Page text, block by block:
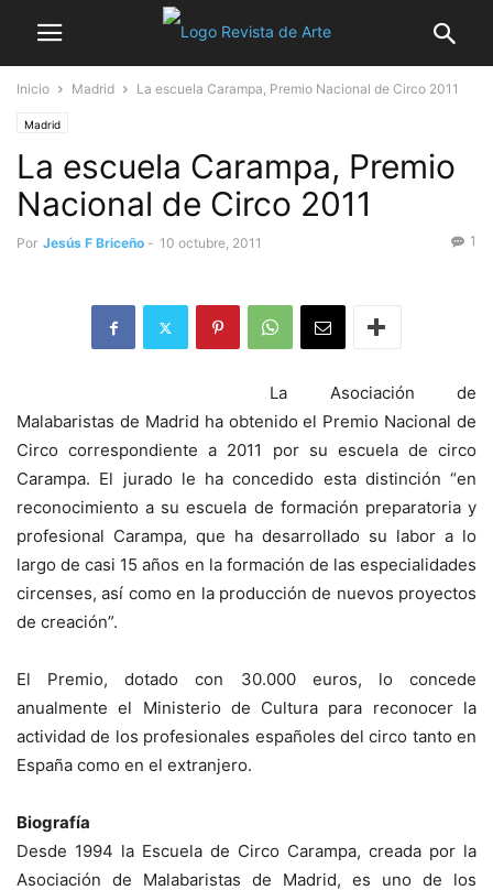
Inicio Madrid La escuela Carampa, Premio Nacional de Circo 2011
Madrid
La escuela Carampa, Premio
Nacional de Circo 2011
Por Jesús F Briceño - 10 octubre, 2011 1
La Asociación de
Malabaristas de Madrid ha obtenido el Premio Nacional de
Circo correspondiente a 2011 por su escuela de circo
Carampa. El jurado le ha concedido esta distinción “en
reconocimiento a su escuela de formación preparatoria y
profesional Carampa, que ha desarrollado su labor a lo
largo de casi 15 años en la formación de las especialidades
circenses, así como en la producción de nuevos proyectos
de creación”.
El Premio, dotado con 30.000 euros, lo concede
anualmente el Ministerio de Cultura para reconocer la
actividad de los profesionales españoles del circo tanto en
España como en el extranjero.
Biografía
Desde 1994 la Escuela de Circo Carampa, creada por la
Asociación de Malabaristas de Madrid, es uno de los